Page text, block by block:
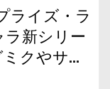
ライズ・ラ
新シリー
クやサボ